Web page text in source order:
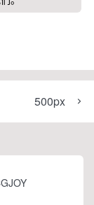
500px